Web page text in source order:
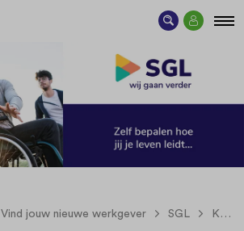
Vind jouw nieuwe werkgever SGL Kerkrade